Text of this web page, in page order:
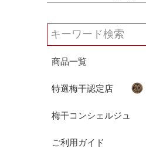
商品一覧
特選梅干認定店
梅干コンシェルジュ
ご利用ガイド